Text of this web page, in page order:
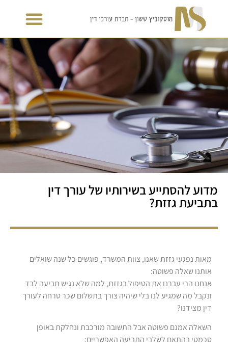
מדוע להסתייע בשירותיו של עורך דין
בתביעת גזזת?
מאות נפגעי גזזת שאנו, צוות המשרד, פוגשים כל שנה שואלים
אותנו שאלה פשוטה:
אנחנו הרי עברנו את הטיפול בגזזת, למה שלא נגיש תביעה לבד
ונקבל מה שמגיע לנו בלי שיהיה צורך בתשלום שכר טרחה לעורך
דין מצידנו?
השאלה אמנם פשוטה אבל התשובה מורכבת ונחלקת באופן
סכמטי בהתאם לשלבי התביעה האפשריים: